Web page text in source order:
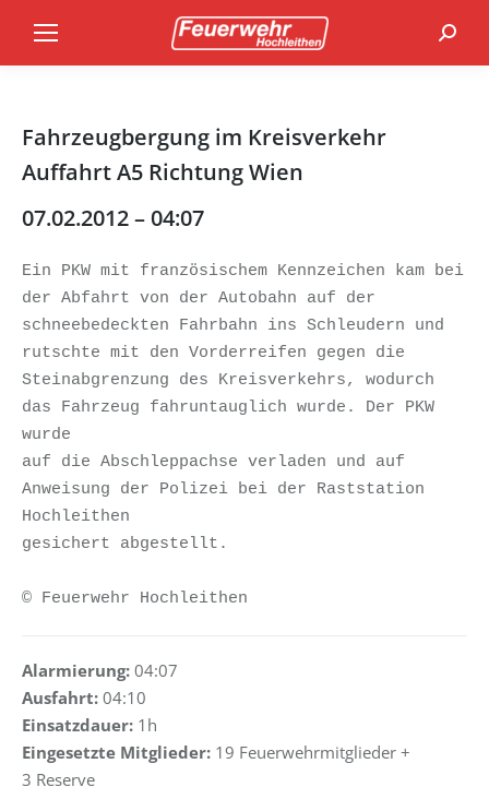
Fahrzeugbergung im Kreisverkehr
Auffahrt A5 Richtung Wien
07.02.2012 – 04:07
Ein PKW mit französischem Kennzeichen kam bei
der Abfahrt von der Autobahn auf der
schneebedeckten Fahrbahn ins Schleudern und
rutschte mit den Vorderreifen gegen die
Steinabgrenzung des Kreisverkehrs, wodurch
das Fahrzeug fahruntauglich wurde. Der PKW
wurde
auf die Abschleppachse verladen und auf
Anweisung der Polizei bei der Raststation
Hochleithen
gesichert abgestellt.
© Feuerwehr Hochleithen
Alarmierung: 04:07
Ausfahrt: 04:10
Einsatzdauer: 1h
Eingesetzte Mitglieder: 19 Feuerwehrmitglieder +
3 Reserve